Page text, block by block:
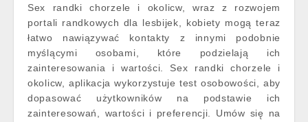
Sex randki chorzele i okolicw, wraz z rozwojem
portali randkowych dla lesbijek, kobiety mogą teraz
łatwo nawiązywać kontakty z innymi podobnie
myślącymi osobami, które podzielają ich
zainteresowania i wartości. Sex randki chorzele i
okolicw, aplikacja wykorzystuje test osobowości, aby
dopasować użytkowników na podstawie ich
zainteresowań, wartości i preferencji. Umów się na